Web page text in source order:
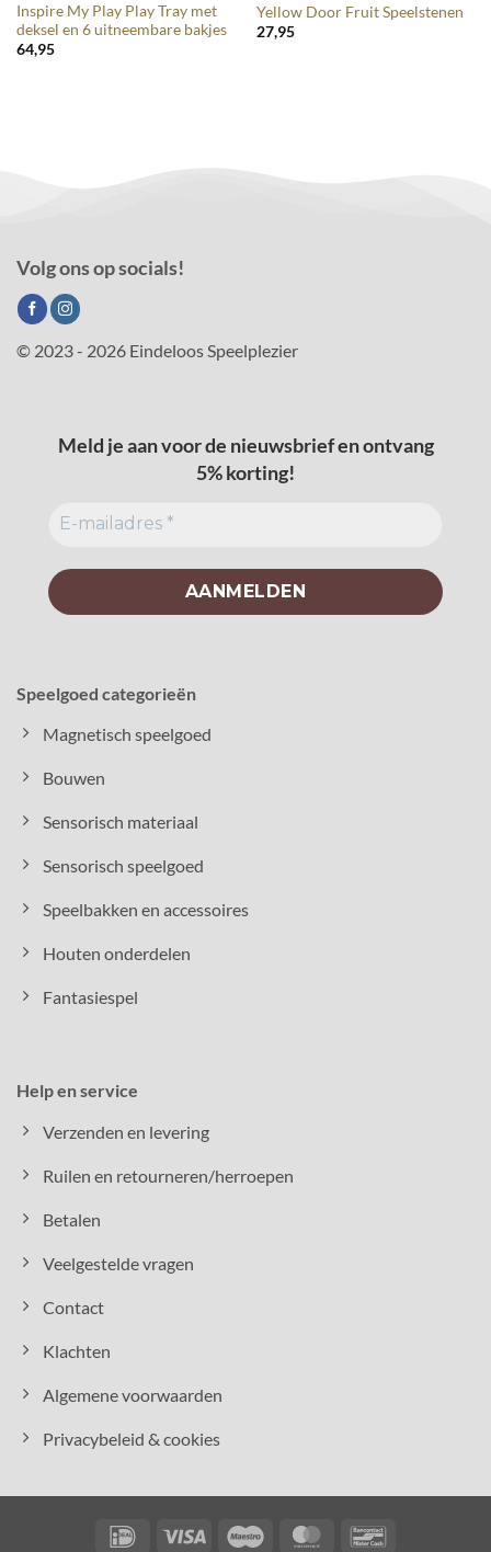
Inspire My Play Play Tray met
deksel en 6 uitneembare bakjes
64,95
Yellow Door Fruit Speelstenen
27,95
Volg ons op socials!
© 2023 - 2026 Eindeloos Speelplezier
Meld je aan voor de nieuwsbrief en ontvang
5% korting!
Speelgoed categorieën
Magnetisch speelgoed
Bouwen
Sensorisch materiaal
Sensorisch speelgoed
Speelbakken en accessoires
Houten onderdelen
Fantasiespel
Help en service
Verzenden en levering
Ruilen en retourneren/herroepen
Betalen
Veelgestelde vragen
Contact
Klachten
Algemene voorwaarden
Privacybeleid & cookies
IDeal Visa Maestro MasterCard